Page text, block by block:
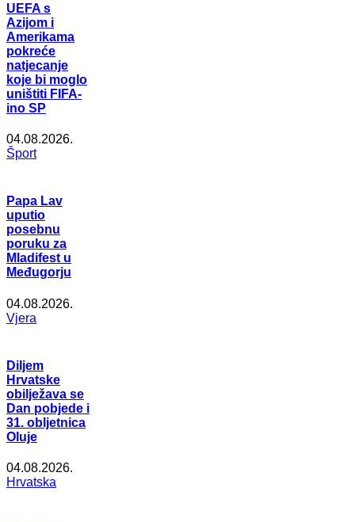
UEFA s
Azijom i
Amerikama
pokreće
natjecanje
koje bi moglo
uništiti FIFA-
ino SP
04.08.2026.
Šport
Papa Lav
uputio
posebnu
poruku za
Mladifest u
Međugorju
04.08.2026.
Vjera
Diljem
Hrvatske
obilježava se
Dan pobjede i
31. obljetnica
Oluje
04.08.2026.
Hrvatska